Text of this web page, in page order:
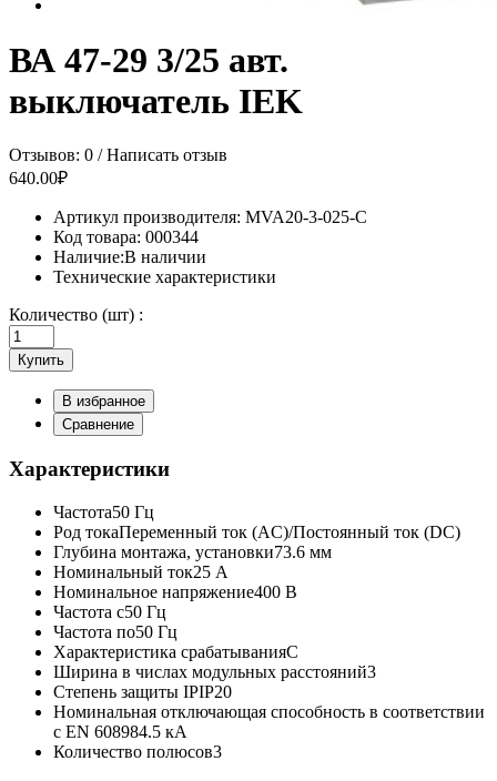
ВА 47-29 3/25 авт.
выключатель IEK
Отзывов: 0 /Написать отзыв
640.00₽
Артикул производителя: MVA20-3-025-C
Код товара: 000344
Наличие:В наличии
Технические характеристики
Количество (шт) :
Купить
В избранное
Сравнение
Характеристики
Частота50 Гц
Род токаПеременный ток (AC)/Постоянный ток (DC)
Глубина монтажа, установки73.6 мм
Номинальный ток25 А
Номинальное напряжение400 В
Частота с50 Гц
Частота по50 Гц
Характеристика срабатыванияC
Ширина в числах модульных расстояний3
Степень защиты IPIP20
Номинальная отключающая способность в соответствии
с EN 608984.5 кА
Количество полюсов3